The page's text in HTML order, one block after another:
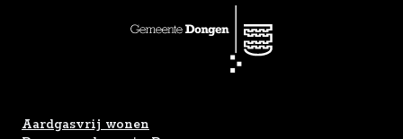
Aardgasvrij wonen